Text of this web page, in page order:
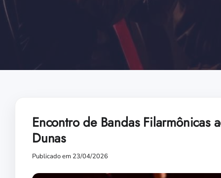
Encontro de Bandas Filarmônicas
Dunas
Publicado em 23/04/2026